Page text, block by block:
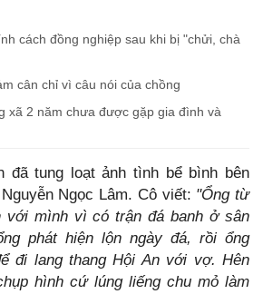
cách đồng nghiệp sau khi bị "chửi, chà
cân chỉ vì câu nói của chồng
xã 2 năm chưa được gặp gia đình và
đã tung loạt ảnh tình bể bình bên
Ngọc Lâm. Cô viết: "Ổng từ
với mình vì có trận đá banh ở sân
phát hiện lộn ngày đá, rồi ổng
đi lang thang Hội An với vợ. Hên
hình cứ lúng liếng chu mỏ làm